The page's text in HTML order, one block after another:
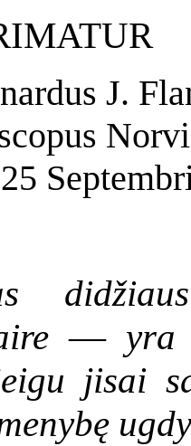
J.
— yra
jisai